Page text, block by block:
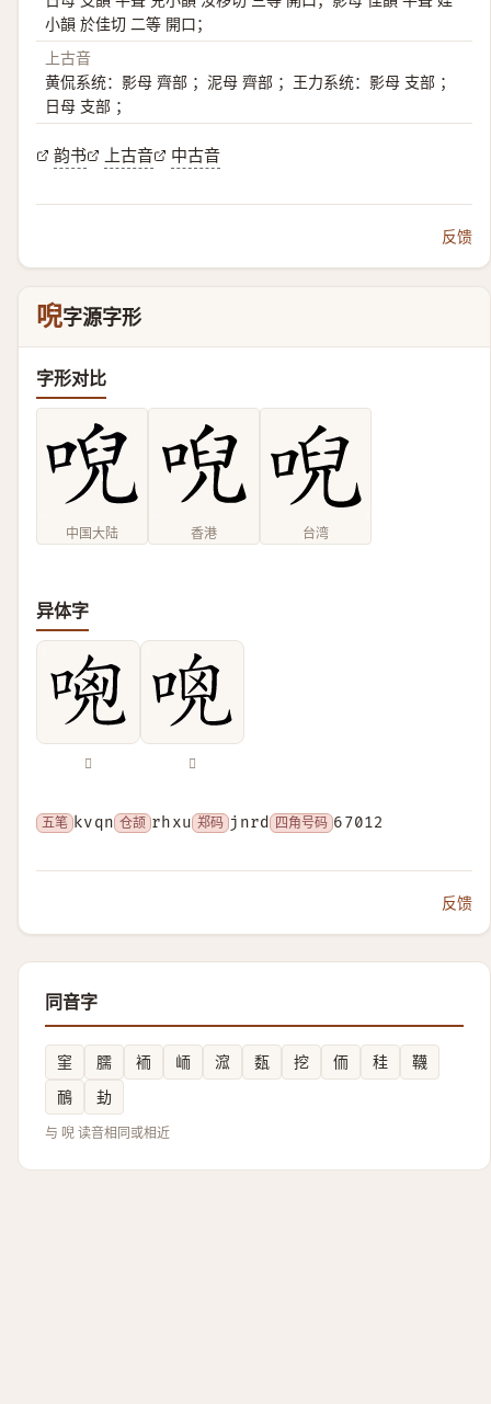
小韻 於佳切 二等 開口；
上古音
黄侃系统：影母 齊部 ；泥母 齊部 ；王力系统：影母 支部 ；
日母 支部 ；
韵书 上古音 中古音
反馈
唲字源字形
字形对比
中国大陆 香港 台湾
异体字
𠴶 𠴺
五笔 kvqn 仓颉 rhxu 郑码 jnrd 四角号码 67012
反馈
同音字
窐 臑 袻 峏 溛 瓾 挖 侕 䅅
韈
鴯
劸
与 唲 读音相同或相近